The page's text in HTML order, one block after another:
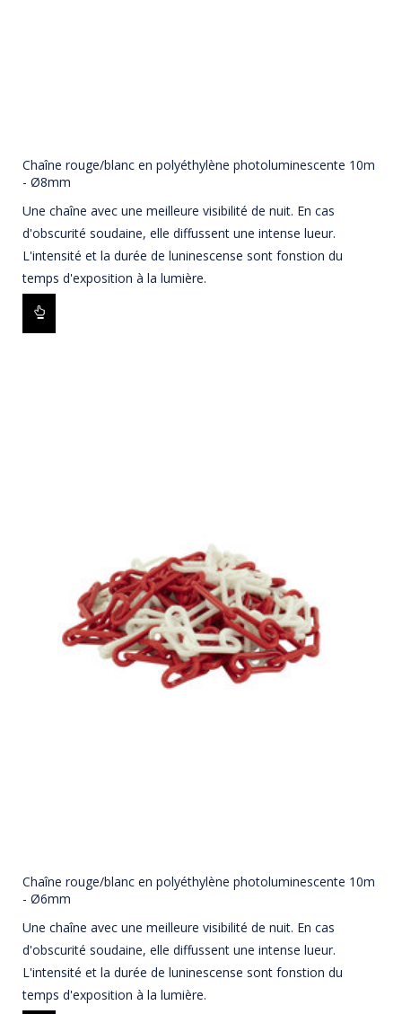
Chaîne rouge/blanc en polyéthylène photoluminescente 10m
- Ø8mm
Une chaîne avec une meilleure visibilité de nuit. En cas
d'obscurité soudaine, elle diffussent une intense lueur.
L'intensité et la durée de luninescense sont fonstion du
temps d'exposition à la lumière.
Chaîne rouge/blanc en polyéthylène photoluminescente 10m
- Ø6mm
Une chaîne avec une meilleure visibilité de nuit. En cas
d'obscurité soudaine, elle diffussent une intense lueur.
L'intensité et la durée de luninescense sont fonstion du
temps d'exposition à la lumière.